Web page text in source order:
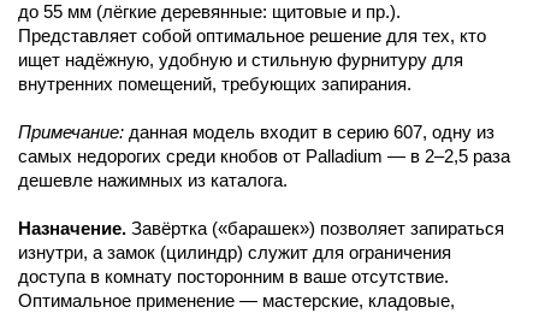
до 55 мм (лёгкие деревянные: щитовые и пр.).
Представляет собой оптимальное решение для тех, кто
ищет надёжную, удобную и стильную фурнитуру для
внутренних помещений, требующих запирания.
Примечание: данная модель входит в серию 607, одну из
самых недорогих среди кнобов от Palladium — в 2–2,5 раза
дешевле нажимных из каталога.
Назначение. Завёртка («барашек») позволяет запираться
изнутри, а замок (цилиндр) служит для ограничения
доступа в комнату посторонним в ваше отсутствие.
Оптимальное применение — мастерские, кладовые,